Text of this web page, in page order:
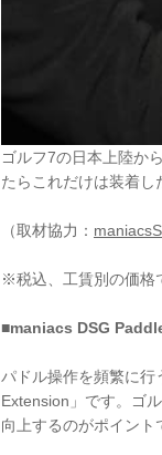
ゴルフ7の日本上陸か
たらこれだけは装着し
（取材協力：
※税込、工賃別の価格
■maniacs DSG
パドル操作を頻繁に行
Extension」です。ゴ
向上するのがポイント